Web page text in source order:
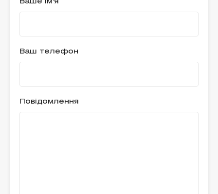
Ваш телефон
Повідомлення